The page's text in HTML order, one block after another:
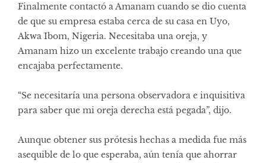
Finalmente contactó a Amanam cuando se dio cuenta
de que su empresa estaba cerca de su casa en Uyo,
Akwa Ibom, Nigeria. Necesitaba una oreja, y
Amanam hizo un excelente trabajo creando una que
encajaba perfectamente.
“Se necesitaría una persona observadora e inquisitiva
para saber que mi oreja derecha está pegada”, dijo.
Aunque obtener sus prótesis hechas a medida fue más
asequible de lo que esperaba, aún tenía que ahorrar